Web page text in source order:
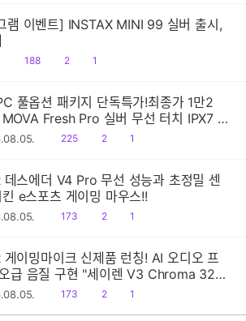
램 이벤트] INSTAX MINI 99 실버 출시,
읽
188
공
2
댓1
풀옵션 패키지 단독특가!최종가 1만2
Fresh Pro 실버 무선 터치 IPX7 방
전동칫솔
읽
225
공
2
댓1
스에더 V4 Pro 무선 성능과 초정밀 센
e스포츠 게이밍 마우스!!
읽
173
공
2
댓1
이밍마이크 신제품 런칭! AI 오디오 프
급 음질 구현 "세이렌 V3 Chroma 32-
읽
173
공
2
댓1